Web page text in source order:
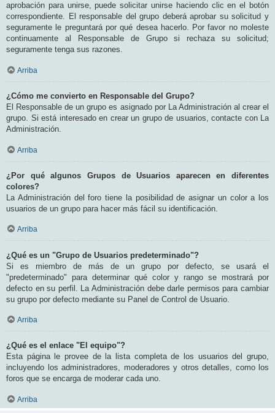
aprobación para unirse, puede solicitar unirse haciendo clic en el botón
correspondiente. El responsable del grupo deberá aprobar su solicitud y
seguramente le preguntará por qué desea hacerlo. Por favor no moleste
continuamente al Responsable de Grupo si rechaza su solicitud;
seguramente tenga sus razones.
Arriba
¿Cómo me convierto en Responsable del Grupo?
El Responsable de un grupo es asignado por La Administración al crear el
grupo. Si está interesado en crear un grupo de usuarios, contacte con La
Administración.
Arriba
¿Por qué algunos Grupos de Usuarios aparecen en diferentes
colores?
La Administración del foro tiene la posibilidad de asignar un color a los
usuarios de un grupo para hacer más fácil su identificación.
Arriba
¿Qué es un "Grupo de Usuarios predeterminado"?
Si es miembro de más de un grupo por defecto, se usará el
"predeterminado" para determinar qué color y rango se mostrará por
defecto en su perfil. La Administración debe darle permisos para cambiar
su grupo por defecto mediante su Panel de Control de Usuario.
Arriba
¿Qué es el enlace "El equipo"?
Esta página le provee de la lista completa de los usuarios del grupo,
incluyendo los administradores, moderadores y otros detalles, como los
foros que se encarga de moderar cada uno.
Arriba